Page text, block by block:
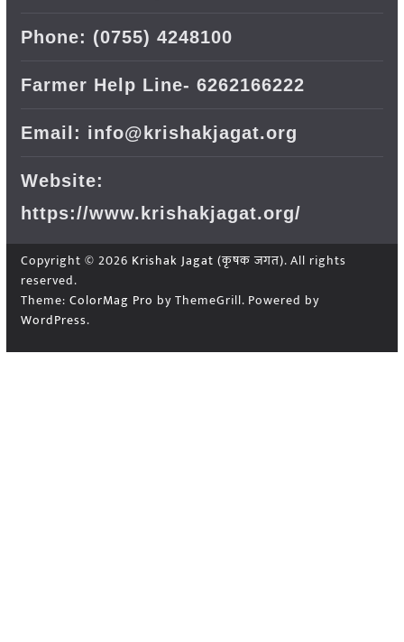
Phone: (0755) 4248100
Farmer Help Line- 6262166222
Email: info@krishakjagat.org
Website:
https://www.krishakjagat.org/
Copyright © 2026 Krishak Jagat (कृषक जगत). All rights
reserved.
Theme: ColorMag Pro by ThemeGrill. Powered by
WordPress.